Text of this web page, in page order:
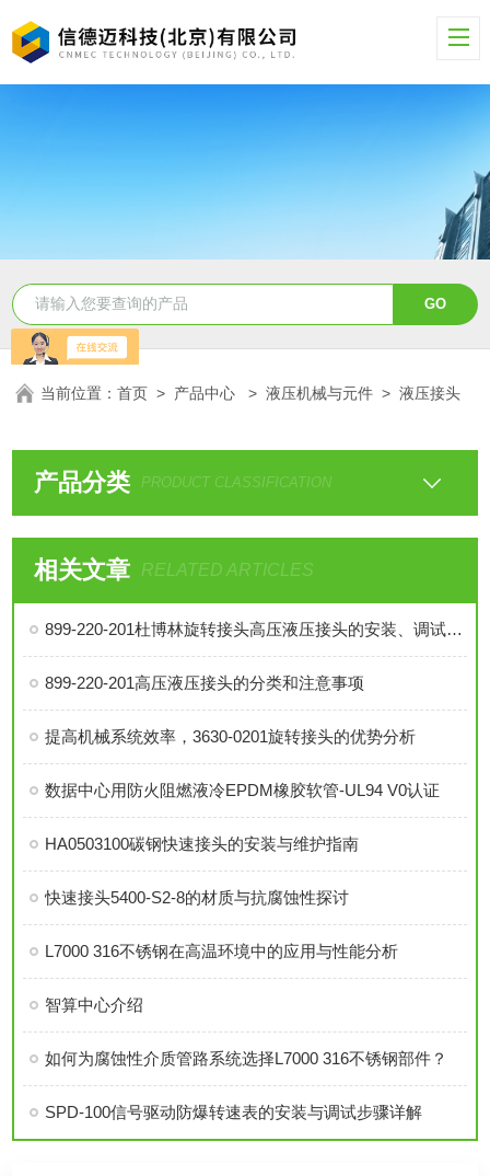
当前位置：首页 > 产品中心 >液压机械与元件 >液压接头
产品分类 PRODUCT CLASSIFICATION
相关文章 RELATED ARTICLES
899-220-201杜博林旋转接头高压液压接头的安装、调试与维护技巧
899-220-201高压液压接头的分类和注意事项
提高机械系统效率，3630-0201旋转接头的优势分析
数据中心用防火阻燃液冷EPDM橡胶软管-UL94 V0认证
HA0503100碳钢快速接头的安装与维护指南
快速接头5400-S2-8的材质与抗腐蚀性探讨
L7000 316不锈钢在高温环境中的应用与性能分析
智算中心介绍
如何为腐蚀性介质管路系统选择L7000 316不锈钢部件？
SPD-100信号驱动防爆转速表的安装与调试步骤详解